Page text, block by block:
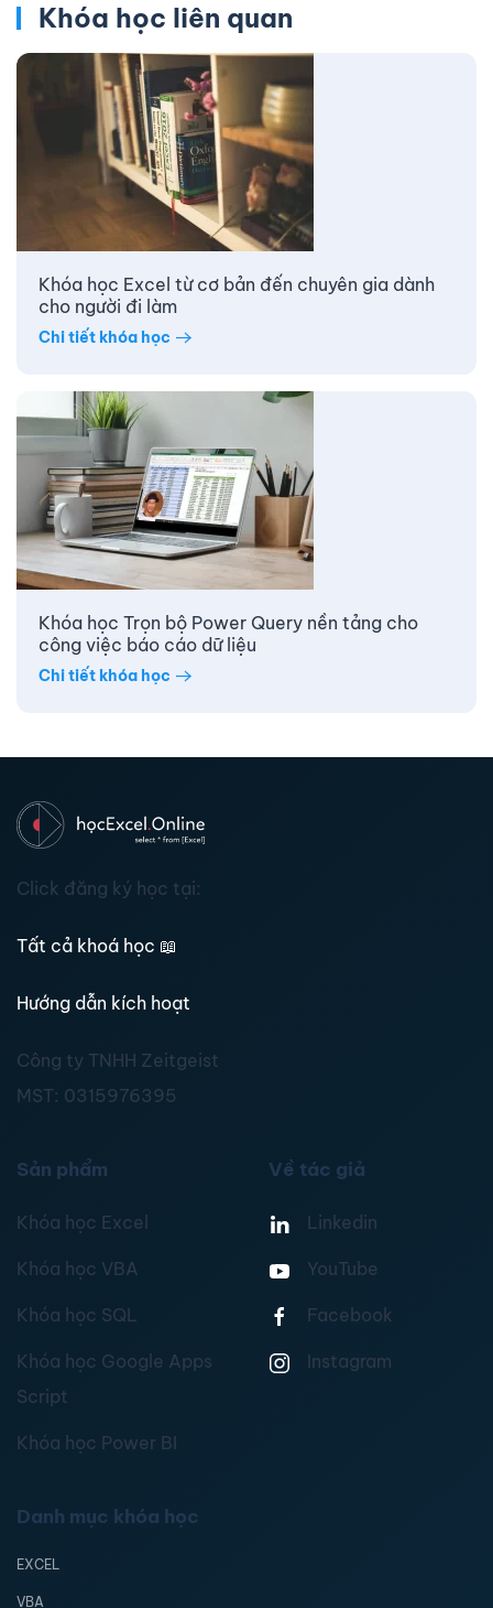
Khóa học liên quan
Khóa học Excel từ cơ bản đến chuyên gia dành
cho người đi làm
Chi tiết khóa học
Khóa học Trọn bộ Power Query nền tảng cho
công việc báo cáo dữ liệu
Chi tiết khóa học
Click đăng ký học tại:
Tất cả khoá học 📖
Hướng dẫn kích hoạt
Công ty TNHH Zeitgeist
MST: 0315976395
Sản phẩm
Khóa học Excel
Khóa học VBA
Khóa học SQL
Khóa học Google Apps
Script
Khóa học Power BI
Về tác giả
Linkedin
YouTube
Facebook
Instagram
Danh mục khóa học
EXCEL
VBA